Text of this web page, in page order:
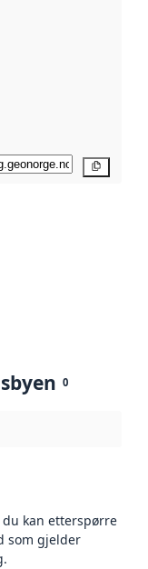
0
kan etterspørre
som gjelder